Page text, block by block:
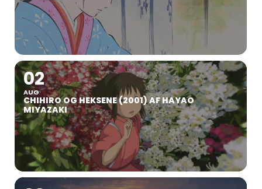
02
AUG
CHIHIRO OG HEKSENE (2001) AF HAYAO
MIYAZAKI